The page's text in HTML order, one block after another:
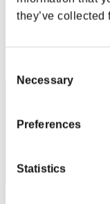
they’ve collected
Selection
Necessary
Preferences
Statistics
xADRIANOx
Posición